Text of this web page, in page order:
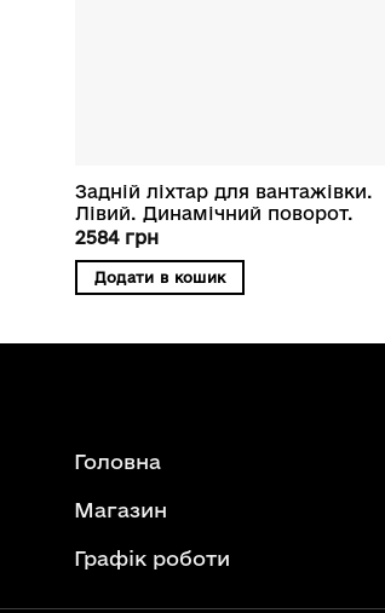
Задній ліхтар для вантажівки.
Лівий. Динамічний поворот.
2584 грн
Додати в кошик
Головна
Магазин
Графік роботи